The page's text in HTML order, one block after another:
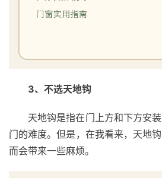
3、不选天地钩
天地钩是指在门上方和下方安
门的难度。但是，在我看来，天地
而会带来一些麻烦。